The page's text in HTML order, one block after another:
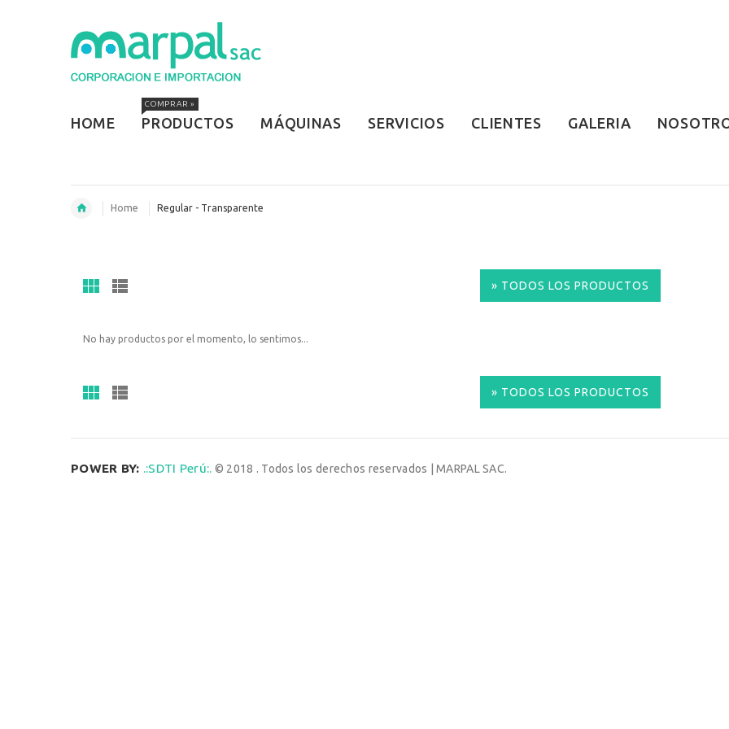
HOME PRODUCTOS
COMPRAR »
MÁQUINAS SERVICIOS CLIENTES GALERIA
Home Regular - Transparente
» TODOS LOS PRODUCTOS
No hay productos por el momento, lo sentimos...
» TODOS LOS PRODUCTOS
POWER BY: .:SDTI Perú:. © 2018 . Todos los derechos reservados | MARPAL SAC.